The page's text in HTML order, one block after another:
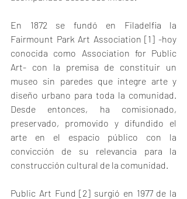
En 1872 se fundó en Filadelfia la
Fairmount Park Art Association [1] -hoy
conocida como Association for Public
Art- con la premisa de constituir un
museo sin paredes que integre arte y
diseño urbano para toda la comunidad.
Desde entonces, ha comisionado,
preservado, promovido y difundido el
arte en el espacio público con la
convicción de su relevancia para la
construcción cultural de la comunidad.
Public Art Fund [2] surgió en 1977 de la